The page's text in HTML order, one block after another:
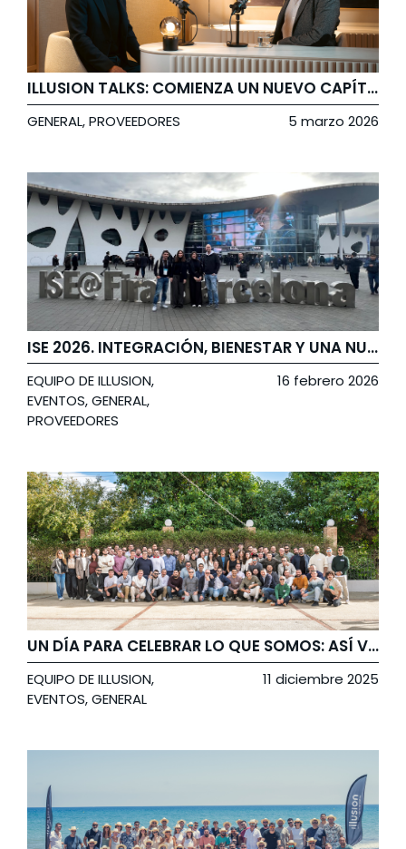
ILLUSION TALKS: COMIENZA UN NUEVO CAPÍTULO
GENERAL,PROVEEDORES 5 marzo 2026
ISE 2026. INTEGRACIÓN, BIENESTAR Y UNA NUEVA FORMA DE ENTENDER LA TECNOLOGÍA
EQUIPO DE ILLUSION,
EVENTOS,GENERAL,
PROVEEDORES
16 febrero 2026
UN DÍA PARA CELEBRAR LO QUE SOMOS: ASÍ VIVIMOS NUESTRA FIESTA DE NAVIDAD
EQUIPO DE ILLUSION,
EVENTOS,GENERAL
11 diciembre 2025